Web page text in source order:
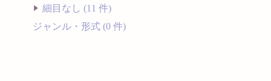
細目なし (11 件)
ジャンル・形式 (0 件)